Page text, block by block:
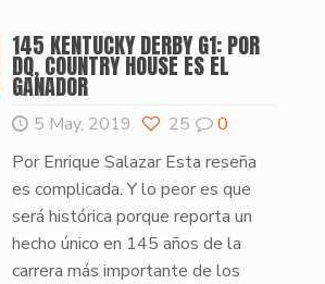
145 KENTUCKY DERBY G1: POR
DQ, COUNTRY HOUSE ES EL
GANADOR
5 May, 2019 0
25
Por Enrique Salazar Esta reseña
es complicada. Y lo peor es que
será histórica porque reporta un
hecho único en 145 años de la
carrera más importante de los